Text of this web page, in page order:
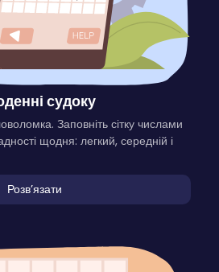
судоку
Заповніть сітку числами
щодня: легкий, середній і
Розвʼязати